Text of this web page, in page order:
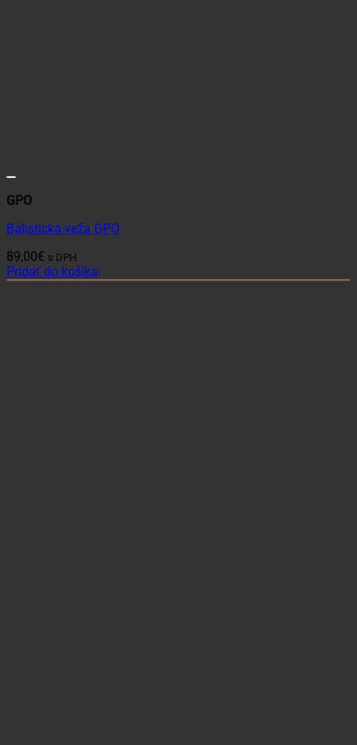
GPO
Balistická veža GPO
89,00€ s DPH
Pridať do košíka